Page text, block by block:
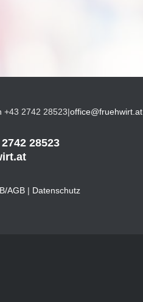
+43 2742 28523|office@fruehwirt.at
28523
AGB | Datenschutz